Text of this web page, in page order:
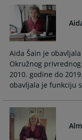
forward
interact
with
the
calendar
and
select
a
date.
Press
the
Aida Šain je
Okružnog
2010. godine do
obavljala je funkciju